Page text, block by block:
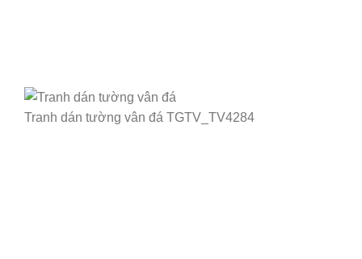
Tranh dán tường vân đá TGTV_TV4284